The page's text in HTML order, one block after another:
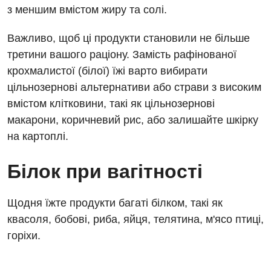
Для дорослих
Акушерство і гінекологія
Алергологія, імунологія
Андрологія
Безоплатні послуги
Вакцинація
Гематологія
Дерматовенерологія
Національний скринінг здоров’я 40+
Українська
Російська
з меншим вмістом жиру та солі.
Важливо, щоб ці продукти становили не більше
третини вашого раціону. Замість рафінованої
крохмалистої (білої) їжі варто вибирати
цільнозернові альтернативи або страви з високим
вмістом клітковини, такі як цільнозернові
макарони, коричневий рис, або залишайте шкірку
на картоплі.
Білок при вагітності
Щодня їжте продукти багаті білком, такі як
квасоля, бобові, риба, яйця, телятина, м'ясо птиці,
горіхи.